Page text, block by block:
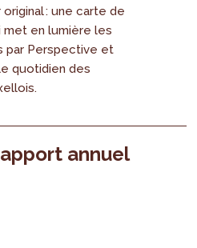
: une carte de
met en lumière les
par Perspective et
quotidien des
annuel